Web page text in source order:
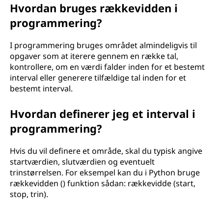
Hvordan bruges rækkevidden i
programmering?
I programmering bruges området almindeligvis til
opgaver som at iterere gennem en række tal,
kontrollere, om en værdi falder inden for et bestemt
interval eller generere tilfældige tal inden for et
bestemt interval.
Hvordan definerer jeg et interval i
programmering?
Hvis du vil definere et område, skal du typisk angive
startværdien, slutværdien og eventuelt
trinstørrelsen. For eksempel kan du i Python bruge
rækkevidden () funktion sådan: rækkevidde (start,
stop, trin).